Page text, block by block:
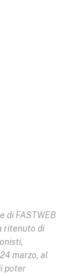
di FASTWEB
ritenuto di
marzo, al
poter